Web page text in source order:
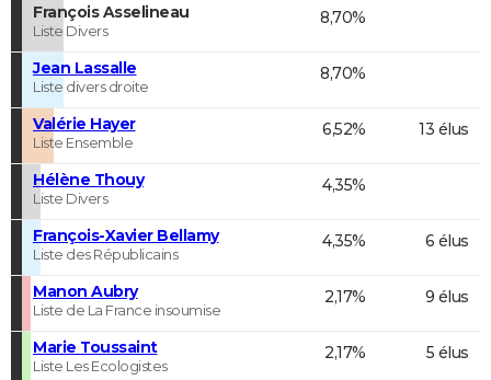
François Asselineau
Liste Divers
8,70%
Jean Lassalle
Liste divers droite
8,70%
Valérie Hayer
Liste Ensemble
6,52% 13 élus
Hélène Thouy
Liste Divers
4,35%
François-Xavier Bellamy
Liste des Républicains
4,35% 6 élus
Manon Aubry
Liste de La France insoumise
2,17% 9 élus
Marie Toussaint
Liste Les Ecologistes
2,17% 5 élus